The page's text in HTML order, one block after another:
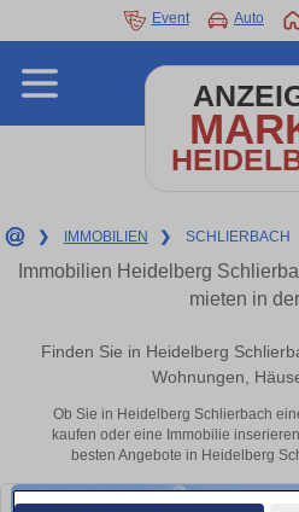
Event Auto
❯ IMMOBILIEN ❯ SCHLIERBACH
Immobilien Heidelberg
mieten in
Finden Sie in Heidelberg
Wohnungen,
Ob Sie in Heidelberg Schlierbach
kaufen oder eine Immobilie
besten Angebote in Heidelberg